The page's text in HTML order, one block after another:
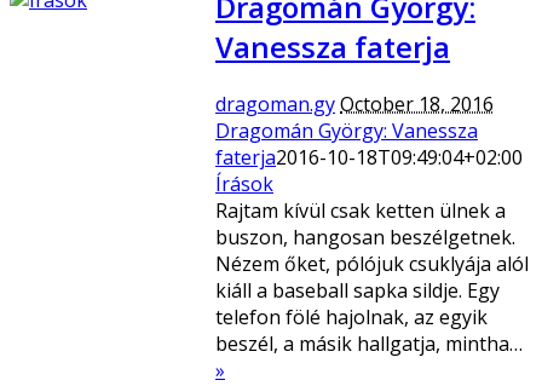
Vanessza faterja
dragoman.gyOctober 18, 2016
Dragomán György: Vanessza
faterja2016-10-18T09:49:04+02:00
Írások
Rajtam kívül csak ketten ülnek a
buszon, hangosan beszélgetnek.
Nézem őket, pólójuk csuklyája alól
kiáll a baseball sapka sildje. Egy
telefon fölé hajolnak, az egyik
beszél, a másik hallgatja, mintha…
»